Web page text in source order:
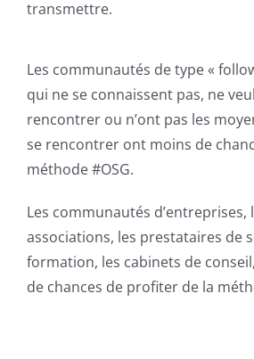
transmettre.
Les communautés de type «
qui ne se connaissent pas, ne
rencontrer ou n’ont pas les
se rencontrer ont moins de
méthode #OSG.
Les communautés d’entreprises,
associations, les prestataires de
formation, les cabinets de
de chances de profiter de la